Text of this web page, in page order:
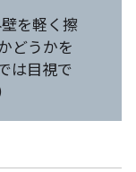
を軽く擦
どうかを
は目視で